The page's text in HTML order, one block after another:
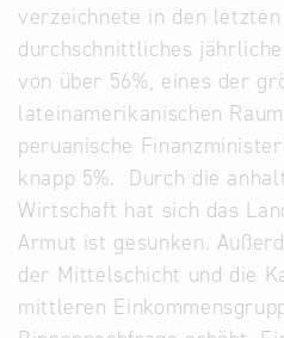
verzeichnete in den
durchschnittliches
von über 56%, eines der
lateinamerikanischen
peruanische
knapp 5%. Durch die
Wirtschaft hat sich das
Armut ist gesunken.
der Mittelschicht und die
mittleren